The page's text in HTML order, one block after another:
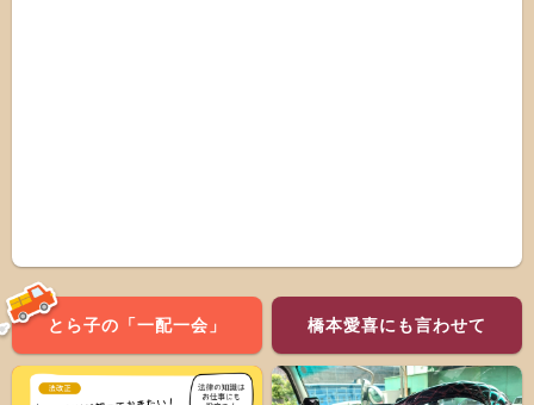
とら子の「一配一会」 橋本愛喜にも言わせて